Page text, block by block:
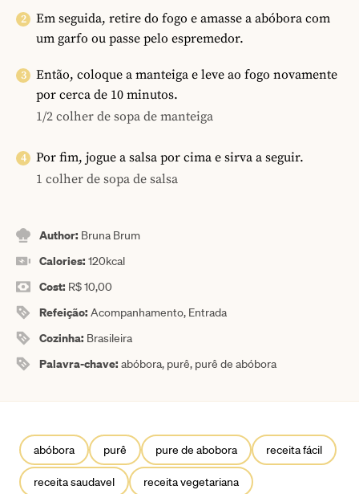
Em seguida, retire do fogo e amasse a abóbora com
um garfo ou passe pelo espremedor.
Então, coloque a manteiga e leve ao fogo novamente
por cerca de 10 minutos.
1/2 colher de sopa de manteiga
Por fim, jogue a salsa por cima e sirva a seguir.
1 colher de sopa de salsa
Author: Bruna Brum
Calories:120kcal
Cost: R$ 10,00
Refeição:Acompanhamento, Entrada
Cozinha: Brasileira
Palavra-chave:abóbora, purê, purê de abóbora
abóbora purê pure de abobora receita fácil
receita saudavel receita vegetariana